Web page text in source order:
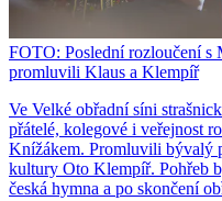
FOTO: Poslední rozloučení s
promluvili Klaus a Klempíř
Ve Velké obřadní síni
přátelé, kolegové i veřejnost
Knížákem. Promluvili bývalý
kultury Oto Klempíř. Pohřeb
česká hymna a po skončení